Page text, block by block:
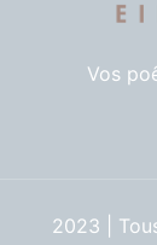
Vos
2023 |